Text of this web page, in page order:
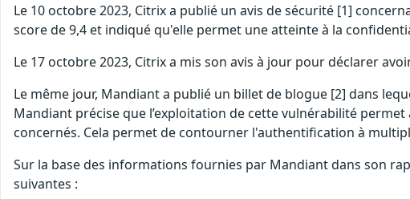
Le 10 octobre 2023, Citrix a publié un avis de sécurité [1]
score de 9,4 et indiqué qu'elle permet une atteinte à la
Le 17 octobre 2023, Citrix a mis son avis à jour pour déclarer
Le même jour, Mandiant a publié un billet de blogue [2] dans
Mandiant précise que l’exploitation de cette vulnérabilité
concernés. Cela permet de contourner l'authentification à
Sur la base des informations fournies par Mandiant dans son
suivantes :